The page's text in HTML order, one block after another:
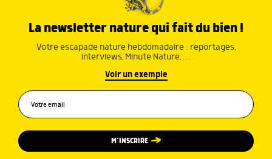
La newsletter nature qui fait du bien !
Votre escapade nature hebdomadaire : reportages,
interviews, Minute Nature, …
Voir un exemple
M’INSCRIRE